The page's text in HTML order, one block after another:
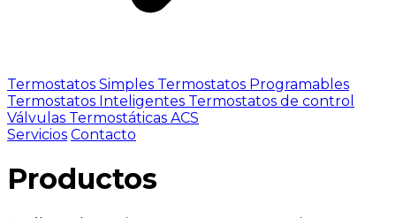
Termostatos Simples Termostatos Programables
Termostatos Inteligentes Termostatos de control
Válvulas Termostáticas ACS
Servicios Contacto
Productos